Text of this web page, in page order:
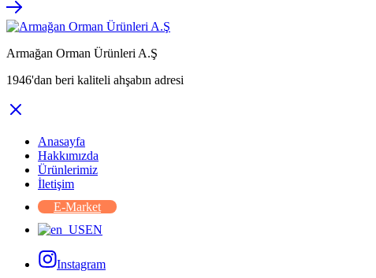
Armağan Orman Ürünleri A.Ş
1946'dan beri kaliteli ahşabın adresi
Anasayfa
Hakkımızda
Ürünlerimiz
İletişim
E-Market
EN
Instagram